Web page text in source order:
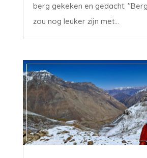
berg gekeken en gedacht:
zou nog leuker zijn met...